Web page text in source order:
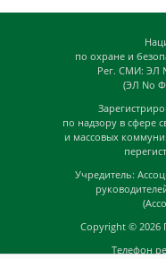
по охране и
Рег. СМИ: ЭЛ
(ЭЛ No
по надзору в сфере
и массовых
Учредитель:
Copyright © 2026
Телефон